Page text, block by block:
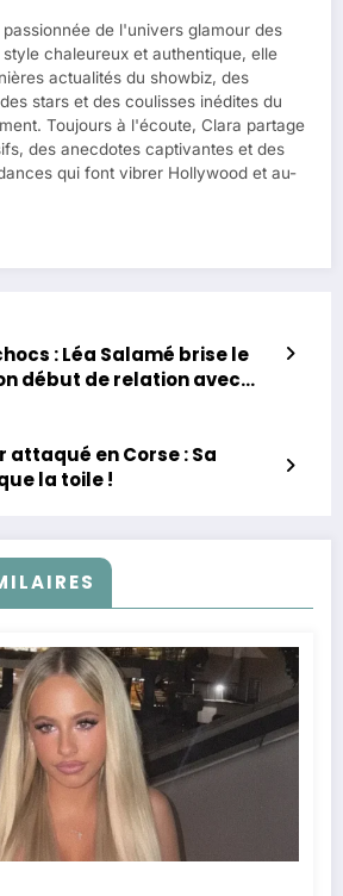
de l'univers glamour des
chaleureux et authentique, elle
actualités du showbiz, des
stars et des coulisses inédites du
Toujours à l'écoute, Clara partage
des anecdotes captivantes et des
qui font vibrer Hollywood et au-
: Léa Salamé brise le
début de relation avec
attaqué en Corse : Sa
la toile !